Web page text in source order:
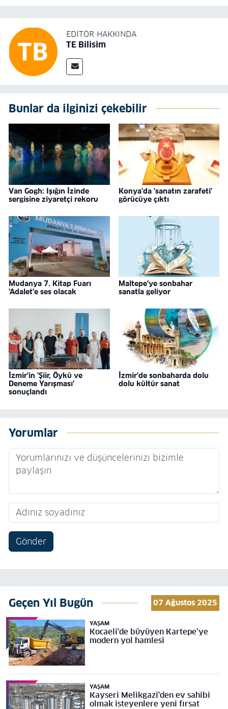
EDITÖR HAKKINDA
TE Bilisim
Bunlar da ilginizi çekebilir
Van Gogh: Işığın İzinde
sergisine ziyaretçi rekoru
Konya'da 'sanatın zarafeti'
görücüye çıktı
Mudanya 7. Kitap Fuarı
'Adalet'e ses olacak
Maltepe'ye sonbahar
sanatla geliyor
İzmir'in 'Şiir, Öykü ve
Deneme Yarışması'
sonuçlandı
İzmir'de sonbaharda dolu
dolu kültür sanat
Yorumlar
Gönder
Geçen Yıl Bugün 07 Ağustos 2025
YAŞAM
Kocaeli'de büyüyen Kartepe’ye
modern yol hamlesi
YAŞAM
Kayseri Melikgazi'den ev sahibi
olmak isteyenlere yeni fırsat